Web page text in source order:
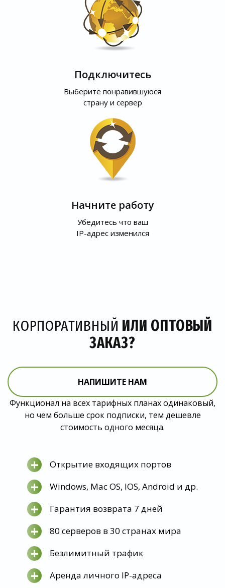
Подключитесь
Выберите понравившуюся
страну и сервер
Начните работу
Убедитесь что ваш
IP-адрес изменился
КОРПОРАТИВНЫЙ ИЛИ ОПТОВЫЙ
ЗАКАЗ?
НАПИШИТЕ НАМ
Функционал на всех тарифных планах одинаковый,
но чем больше срок подписки, тем дешевле
стоимость одного месяца.
+ Открытие входящих портов
+ Windows, Mac OS, IOS, Android и др.
+ Гарантия возврата 7 дней
+ 80 серверов в 30 странах мира
+ Безлимитный трафик
+ Аренда личного IP-адреса